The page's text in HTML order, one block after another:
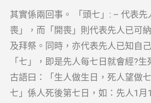
其實係兩回事。 「頭七」: – 代表先
喪」，而「開喪」則代表先人已可
及拜祭。同時，亦代表先人已知自
「七」，即是先人每七日就會經?
古語曰：「生人做生日，死人望做
七」係人死後第七日，如：先人1月